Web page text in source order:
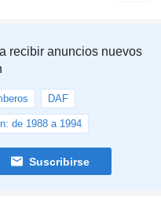
recibir anuncios nuevos
DAF
de 1988 a 1994
Suscribirse